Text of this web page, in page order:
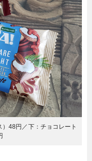
48円／下：チョコレート